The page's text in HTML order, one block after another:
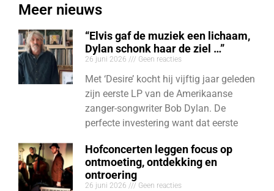
Meer nieuws
“Elvis gaf de muziek een lichaam,
Dylan schonk haar de ziel …”
26 juni 2026 Geen reacties
Met ‘Desire’ kocht hij vijftig jaar geleden
zijn eerste LP van de Amerikaanse
zanger-songwriter Bob Dylan. De
perfecte investering want dat eerste
Hofconcerten leggen focus op
ontmoeting, ontdekking en
ontroering
26 juni 2026 Geen reacties